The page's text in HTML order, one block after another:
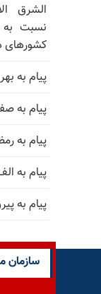
الشرق
نسبت به
کشورهای
پیام به بهروز
پیام به
پیام به رمضان
پیام به الف
پیام به پیروز ۱۰۰۰
سازمان